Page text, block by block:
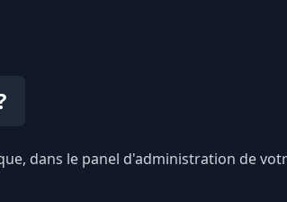
dans le panel d'administration de